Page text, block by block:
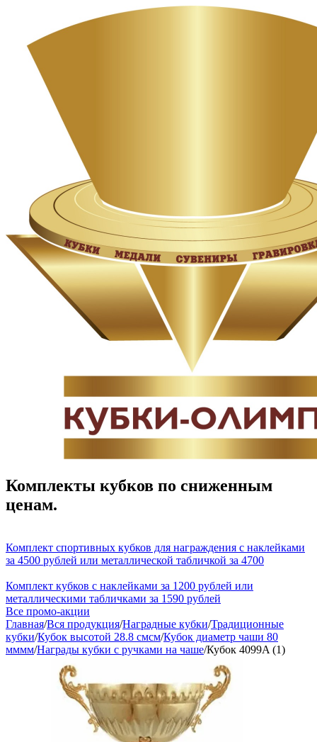
Комплекты кубков по сниженным
ценам.
Комплект спортивных кубков для награждения с наклейками
за 4500 рублей или металлической табличкой за 4700
Комплект кубков с наклейками за 1200 рублей или
металлическими табличками за 1590 рублей
Все промо-акции
Главная/Вся продукция/Наградные кубки/Традиционные
кубки/Кубок высотой 28.8 смсм/Кубок диаметр чаши 80
мммм/Награды кубки с ручками на чаше/Кубок 4099A (1)